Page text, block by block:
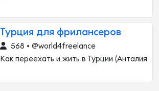
Турция для фрилансеров
568 • @world4freelance
Как переехать и жить в Турции (Анталия